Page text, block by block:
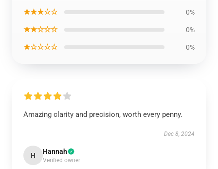
★★★☆☆ 0%
★★☆☆☆ 0%
★☆☆☆☆ 0%
Amazing clarity and precision, worth every penny.
Dec 8, 2024
H Hannah
Verified owner